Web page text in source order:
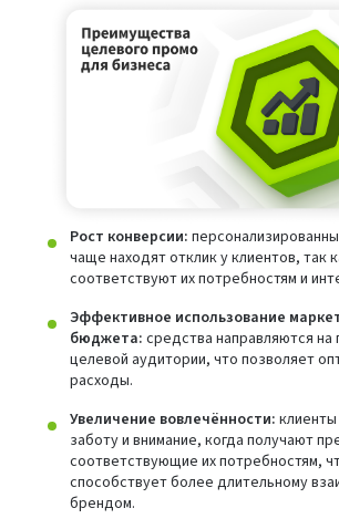
Рост конверсии:
чаще находят отклик у клиентов, так
соответствуют их потребностям и
Эффективное использование
бюджета: средства направляются на
целевой аудитории, что позволяет
расходы.
Увеличение вовлечённости:
заботу и внимание, когда получают
соответствующие их потребностям,
способствует более длительному
брендом.